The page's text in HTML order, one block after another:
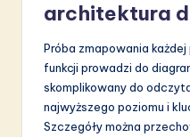
architektura
Próba zmapowania
funkcji prowadzi do
skomplikowany do
najwyższego poziomu i
Szczegóły można